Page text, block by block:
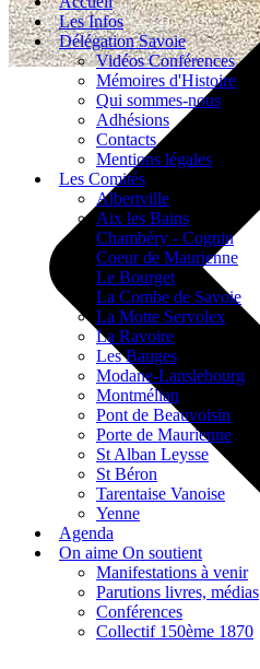
Les Infos
Délégation Savoie
Vidéos Conférences
Mémoires d'Histoire
Qui sommes-nous
Adhésions
Contacts
Mentions légales
Les Comités
Albertville
Aix les Bains
Chambéry - Cognin
Coeur de Maurienne
Le Bourget
La Combe de Savoie
La Motte Servolex
La Ravoire
Les Bauges
Modane-Lanslebourg
Montmélian
Pont de Beauvoisin
Porte de Maurienne
St Alban Leysse
St Béron
Tarentaise Vanoise
Yenne
Agenda
On aime On soutient
Manifestations à venir
Parutions livres, médias
Conférences
Collectif 150ème 1870